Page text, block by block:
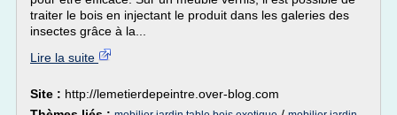
traiter le bois en injectant le produit dans les galeries des
insectes grâce à la...
Lire la suite
Site : http://lemetierdepeintre.over-blog.com